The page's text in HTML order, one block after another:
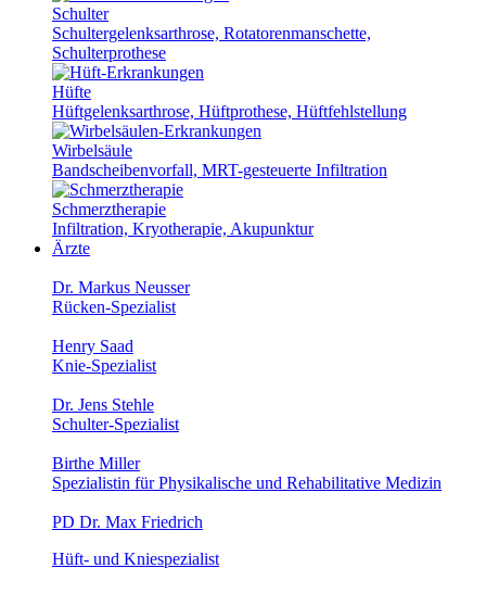
Schulter
Schultergelenksarthrose, Rotatorenmanschette,
Schulterprothese
Hüfte
Hüftgelenksarthrose, Hüftprothese, Hüftfehlstellung
Wirbelsäule
Bandscheibenvorfall, MRT-gesteuerte Infiltration
Schmerztherapie
Infiltration, Kryotherapie, Akupunktur
Ärzte
Dr. Markus Neusser
Rücken-Spezialist
Henry Saad
Knie-Spezialist
Dr. Jens Stehle
Schulter-Spezialist
Birthe Miller
Spezialistin für Physikalische und Rehabilitative Medizin
PD Dr. Max Friedrich
Hüft- und Kniespezialist